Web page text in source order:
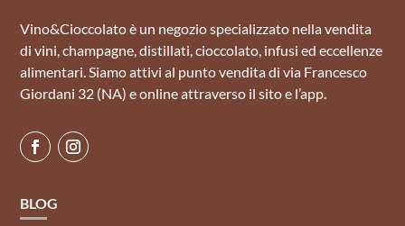
Vino&Cioccolato è un negozio specializzato nella vendita
di vini, champagne, distillati, cioccolato, infusi ed eccellenze
alimentari. Siamo attivi al punto vendita di via Francesco
Giordani 32 (NA) e online attraverso il sito e l’app.
BLOG